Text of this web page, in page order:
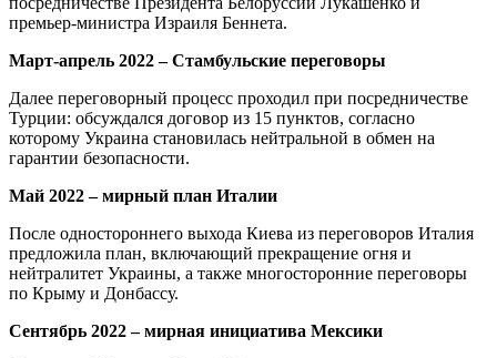
премьер-министра Израиля Беннета.
Март-апрель 2022 – Стамбульские переговоры
Далее переговорный процесс проходил при посредничестве
Турции: обсуждался договор из 15 пунктов, согласно
которому Украина становилась нейтральной в обмен на
гарантии безопасности.
Май 2022 – мирный план Италии
После одностороннего выхода Киева из переговоров Италия
предложила план, включающий прекращение огня и
нейтралитет Украины, а также многосторонние переговоры
по Крыму и Донбассу.
Сентябрь 2022 – мирная инициатива Мексики